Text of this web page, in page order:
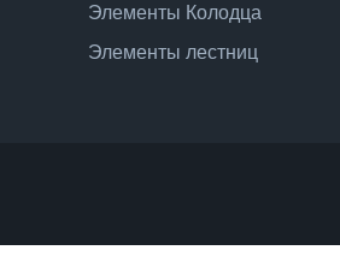
Элементы Колодца
Элементы лестниц